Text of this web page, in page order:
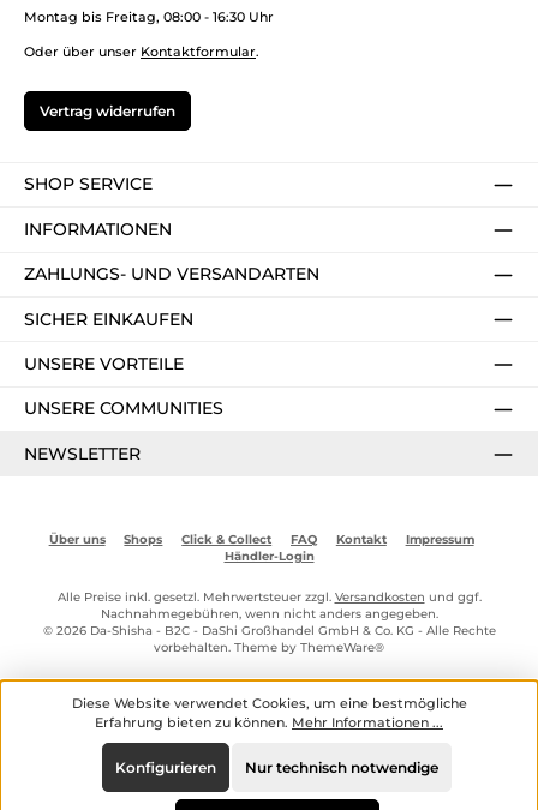
Montag bis Freitag, 08:00 - 16:30 Uhr
Oder über unser Kontaktformular.
Vertrag widerrufen
SHOP SERVICE
INFORMATIONEN
ZAHLUNGS- UND VERSANDARTEN
SICHER EINKAUFEN
UNSERE VORTEILE
UNSERE COMMUNITIES
NEWSLETTER
Über uns Shops Click & Collect FAQ Kontakt
Impressum
Händler-Login
Alle Preise inkl. gesetzl. Mehrwertsteuer zzgl. Versandkosten und ggf.
Nachnahmegebühren, wenn nicht anders angegeben.
© 2026 Da-Shisha - B2C - DaShi Großhandel GmbH & Co. KG - Alle Rechte
vorbehalten. Theme by ThemeWare®
Diese Website verwendet Cookies, um eine bestmögliche
Erfahrung bieten zu können. Mehr Informationen ...
Nur technisch notwendige
Konfigurieren